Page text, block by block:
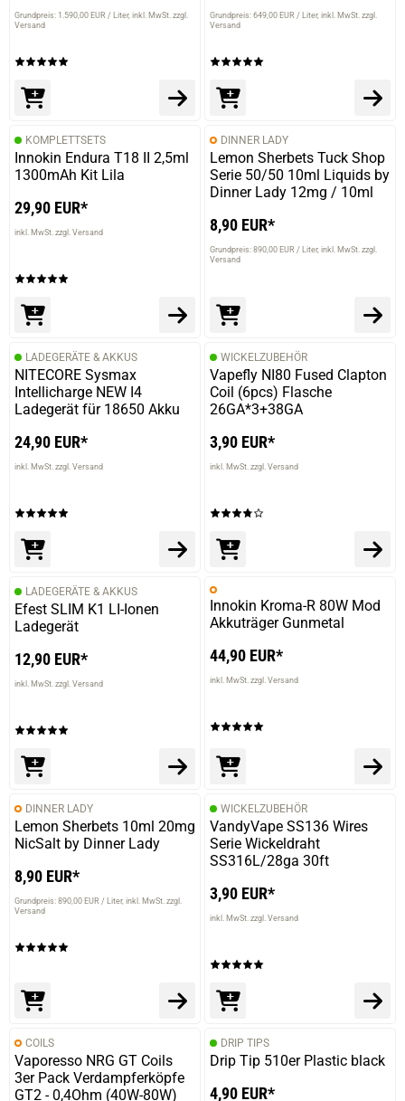
Grundpreis: 1.590,00 EUR / Liter inkl. MwSt. zzgl.
Versand
Grundpreis: 649,00 EUR / Liter inkl. MwSt. zzgl.
Versand
KOMPLETTSETS
Innokin Endura T18 II 2,5ml
1300mAh Kit Lila
29,90 EUR*
inkl. MwSt. zzgl. Versand
DINNER LADY
Lemon Sherbets Tuck Shop
Serie 50/50 10ml Liquids by
Dinner Lady 12mg / 10ml
8,90 EUR*
Grundpreis: 890,00 EUR / Liter inkl. MwSt. zzgl.
Versand
LADEGERÄTE & AKKUS
NITECORE Sysmax
Intellicharge NEW I4
Ladegerät für 18650 Akku
24,90 EUR*
inkl. MwSt. zzgl. Versand
WICKELZUBEHÖR
Vapefly NI80 Fused Clapton
Coil (6pcs) Flasche
26GA*3+38GA
3,90 EUR*
inkl. MwSt. zzgl. Versand
LADEGERÄTE & AKKUS
Efest SLIM K1 LI-Ionen
Ladegerät
12,90 EUR*
inkl. MwSt. zzgl. Versand
Innokin Kroma-R 80W Mod
Akkuträger Gunmetal
44,90 EUR*
inkl. MwSt. zzgl. Versand
DINNER LADY
Lemon Sherbets 10ml 20mg
NicSalt by Dinner Lady
8,90 EUR*
Grundpreis: 890,00 EUR / Liter inkl. MwSt. zzgl.
Versand
WICKELZUBEHÖR
VandyVape SS136 Wires
Serie Wickeldraht
SS316L/28ga 30ft
3,90 EUR*
inkl. MwSt. zzgl. Versand
COILS
Vaporesso NRG GT Coils
3er Pack Verdampferköpfe
GT2 - 0,4Ohm (40W-80W)
DRIP TIPS
Drip Tip 510er Plastic black
4,90 EUR*